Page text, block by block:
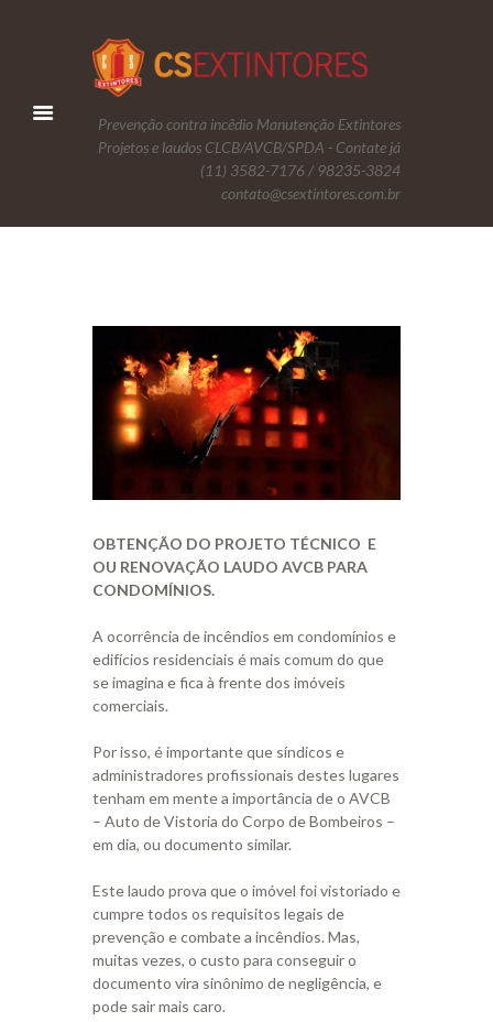
Prevenção contra incêdio Manutenção Extintores
Projetos e laudos CLCB/AVCB/SPDA - Contate já
(11) 3582-7176 / 98235-3824
contato@csextintores.com.br
OBTENÇÃO DO PROJETO TÉCNICO E
OU RENOVAÇÃO LAUDO AVCB PARA
CONDOMÍNIOS.
A ocorrência de incêndios em condomínios e
edifícios residenciais é mais comum do que
se imagina e fica à frente dos imóveis
comerciais.
Por isso, é importante que síndicos e
administradores profissionais destes lugares
tenham em mente a importância de o AVCB
– Auto de Vistoria do Corpo de Bombeiros –
em dia, ou documento similar.
Este laudo prova que o imóvel foi vistoriado e
cumpre todos os requisitos legais de
prevenção e combate a incêndios. Mas,
muitas vezes, o custo para conseguir o
documento vira sinônimo de negligência, e
pode sair mais caro.